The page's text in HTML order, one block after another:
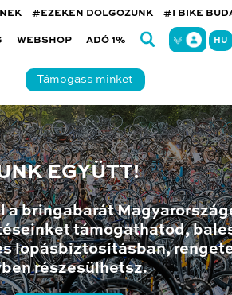
#EZEKEN DOLGOZUNK #I BIKE
WEBSHOP ADÓ 1% HU
Támogass minket
EGYÜTT!
a bringabarát
támogathatod,
lopásbiztosításban,
részesülhetsz.